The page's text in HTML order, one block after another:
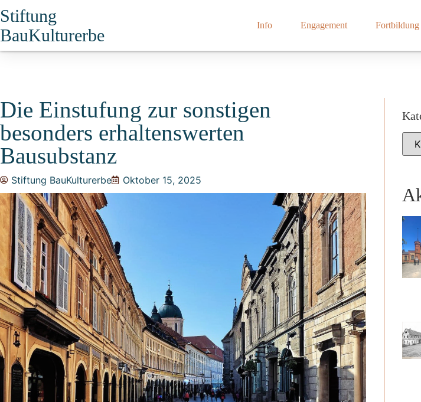
Stiftung
BauKulturerbe
Info Engagement Fortbildung
Die Einstufung zur sonstigen
besonders erhaltenswerten
Bausubstanz
Stiftung BauKulturerbe Oktober 15, 2025